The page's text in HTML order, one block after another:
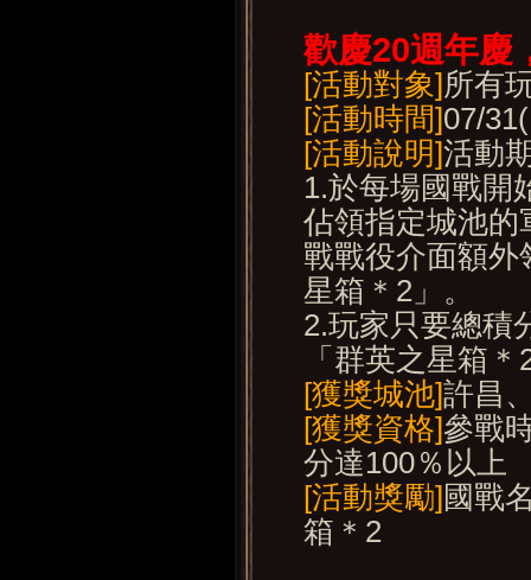
歡慶20週年慶
[活動對象]所有
[活動時間]07/
[活動說明]活動
1.於每場國戰開
佔領指定城池的
戰戰役介面額外
星箱＊2」。
2.玩家只要總積
「群英之星箱
[獲獎城池]許昌
[獲獎資格]參戰
分達100％以上
[活動獎勵]國戰
箱＊2